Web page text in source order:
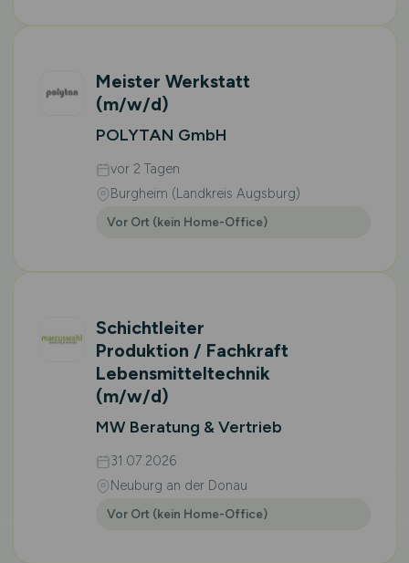
Meister Werkstatt
(m/w/d)
POLYTAN GmbH
vor 2 Tagen
Burgheim (Landkreis Augsburg)
Vor Ort (kein Home-Office)
Schichtleiter
Produktion / Fachkraft
Lebensmitteltechnik
(m/w/d)
MW Beratung & Vertrieb
31.07.2026
Neuburg an der Donau
Vor Ort (kein Home-Office)